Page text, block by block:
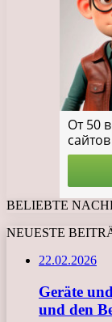
BELIEBTE
NEUESTE
22.02.2026
Geräte
und den